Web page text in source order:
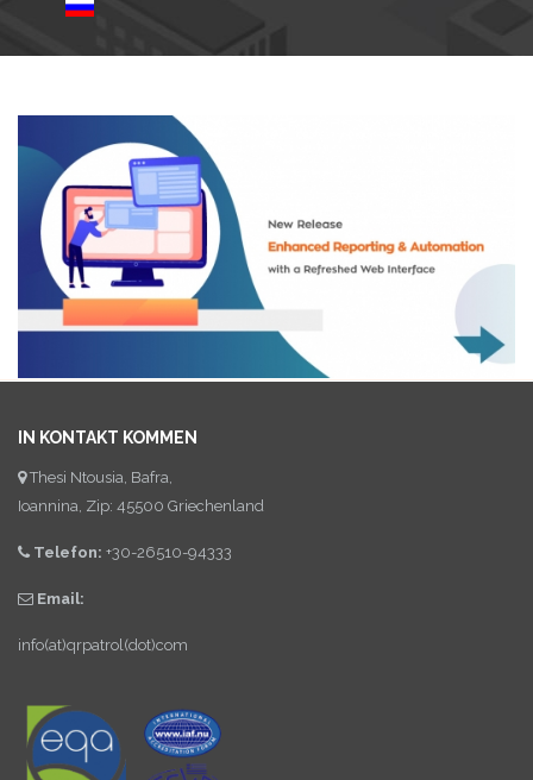
IN KONTAKT KOMMEN
Thesi Ntousia, Bafra,
Ioannina, Zip: 45500 Griechenland
Telefon: +30-26510-94333
Email:
info(at)qrpatrol(dot)com